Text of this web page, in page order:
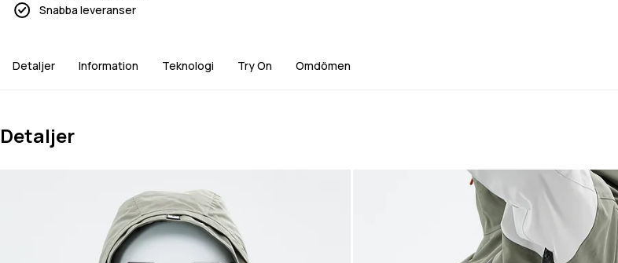
Snabba leveranser
Detaljer Information Teknologi Try On Omdömen
Detaljer